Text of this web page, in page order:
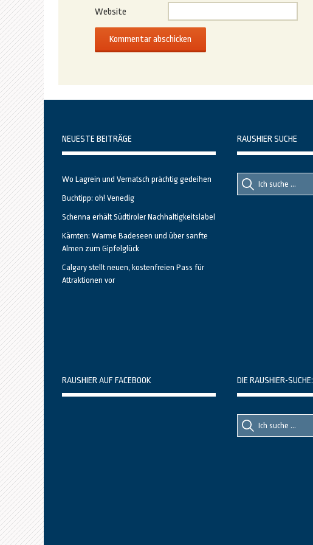
Website
NEUESTE BEITRÄGE
Wo Lagrein und Vernatsch prächtig gedeihen
Buchtipp: oh! Venedig
Schenna erhält Südtiroler Nachhaltigkeitslabel
Kärnten: Warme Badeseen und über sanfte
Almen zum Gipfelglück
Calgary stellt neuen, kostenfreien Pass für
Attraktionen vor
RAUSHIER SUCHE
Suche
nach::
Suche
nach:
RAUSHIER AUF FACEBOOK DIE RAUSHIER-SUCHE:
Suche
nach::
Suche
nach: